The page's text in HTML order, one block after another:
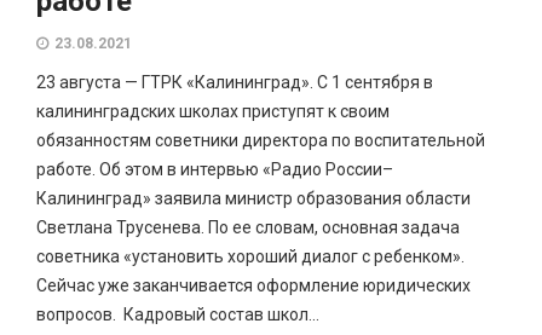
23.08.2021
23 августа — ГТРК «Калининград». С 1 сентября в
калининградских школах приступят к своим
обязанностям советники директора по воспитательной
работе. Об этом в интервью «Радио России–
Калининград» заявила министр образования области
Светлана Трусенева. По ее словам, основная задача
советника «установить хороший диалог с ребенком».
Сейчас уже заканчивается оформление юридических
вопросов. Кадровый состав школ...